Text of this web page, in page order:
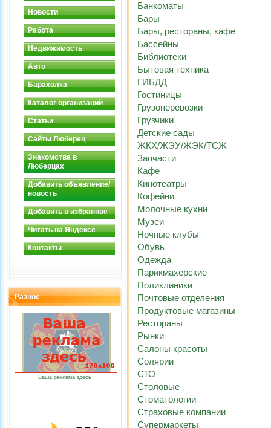
Новости
Работа
Недвижимость
Авто
Барахолка
Каталог организаций
Статьи
Сайты Люберец
Знакомства в
Люберцах
Добавить объявление/
новость
Добавить в избранное
Читать на Яндексе
Контакты
Разное
Ваша реклама здесь
Банкоматы
Бары
Бары, рестораны, кафе
Бассейны
Библиотеки
Бытовая техника
ГИБДД
Гостиницы
Грузоперевозки
Грузчики
Детские сады
ЖКХ/ЖЭУ/ЖЭК/ТСЖ
Запчасти
Кафе
Кинотеатры
Кофейни
Молочные кухни
Музеи
Ночные клубы
Обувь
Одежда
Парикмахерские
Поликлиники
Почтовые отделения
Продуктовые магазины
Рестораны
Рынки
Салоны красоты
Солярии
СТО
Столовые
Стоматологии
Страховые компании
Супермаркеты